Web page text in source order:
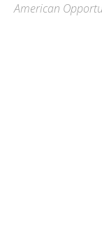
American